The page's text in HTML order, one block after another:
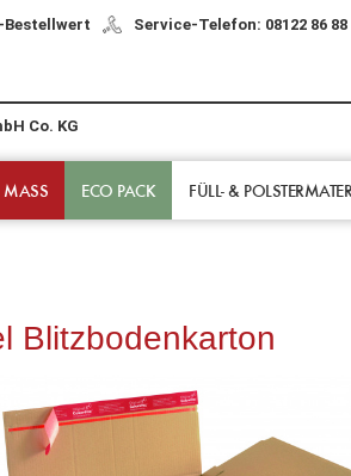
Bestellwert Service-Telefon: 08122 86 88
Co. KG
MASS ECO PACK FÜLL- &
Blitzbodenkarton